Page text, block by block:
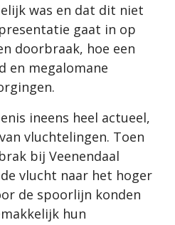
was en dat dit niet
gaat in op
doorbraak, hoe een
en megalomane
ineens heel actueel,
vluchtelingen. Toen
bij Veenendaal
vlucht naar het hoger
de spoorlijn konden
hun